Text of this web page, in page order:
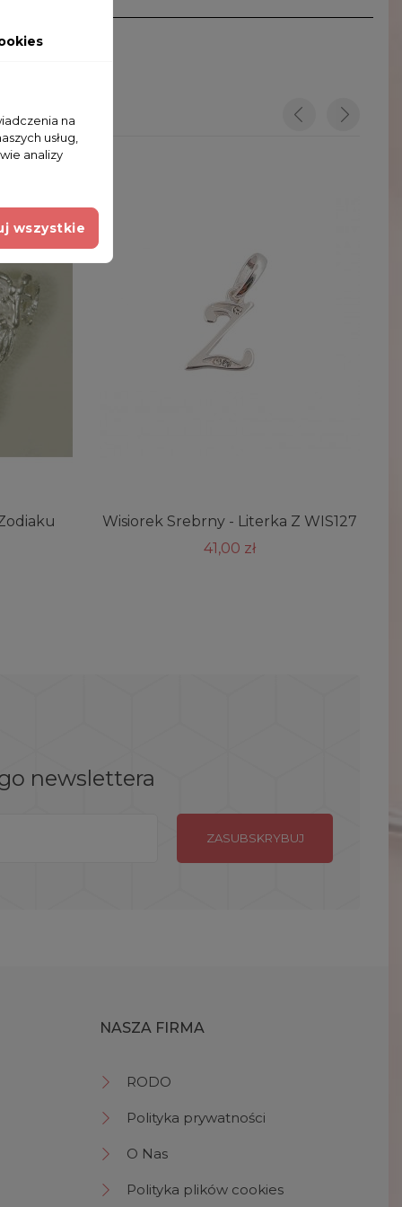
Wisiorek Srebrny - Literka Z WIS127
41,00 zł
newslettera
NASZA FIRMA
RODO
Polityka prywatności
O Nas
Polityka plików cookies
na
usług,
analizy
wszystkie